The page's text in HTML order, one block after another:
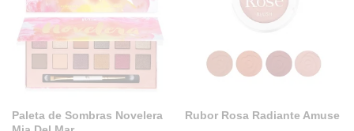
Paleta de Sombras Novelera
Rubor Rosa Radiante Amuse